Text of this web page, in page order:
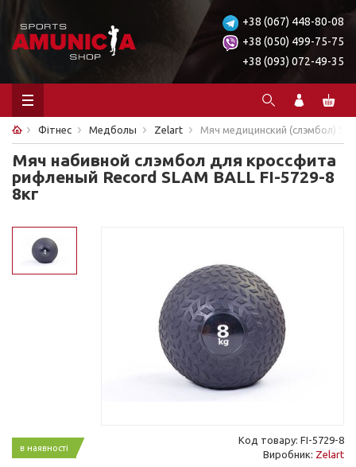
+38 (067) 448-80-08
+38 (050) 499-75-75
+38 (093) 072-49-35
Фітнес Медболы Zelart Мяч медицинский (слэмбол)
Мяч набивной слэмбол для кроссфита
рифленый Record SLAM BALL FI-5729-8
8кг
в наявності
Код товару: FI-5729-8
Виробник: Zelart